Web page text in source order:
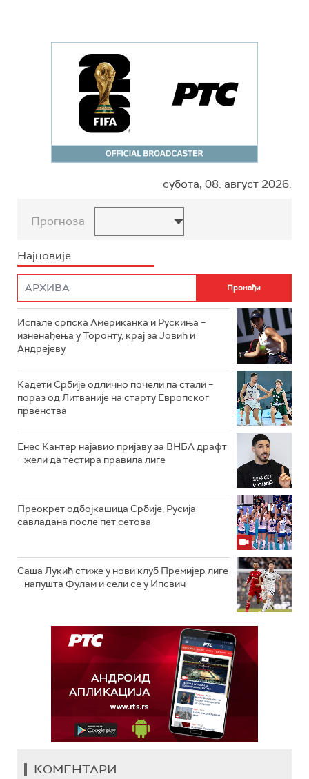
субота, 08. август 2026.
Прогноза
Најновије
Испале српска Американка и Рускиња –
изненађења у Торонту, крај за Јовић и
Андрејеву
Кадети Србије одлично почели па стали –
пораз од Литваније на старту Европског
првенства
Енес Кантер најавио пријаву за ВНБА драфт
– жели да тестира правила лиге
Преокрет одбојкашица Србије, Русија
савладана после пет сетова
Саша Лукић стиже у нови клуб Премијер лиге
– напушта Фулам и сели се у Ипсвич
КОМЕНТАРИ